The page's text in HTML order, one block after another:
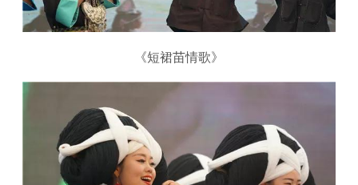
《短裙苗情歌》